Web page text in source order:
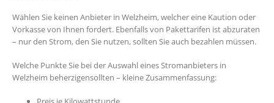
Wählen Sie keinen Anbieter in Welzheim, welcher eine Kaution oder
Vorkasse von Ihnen fordert. Ebenfalls von Pakettarifen ist abzuraten
– nur den Strom, den Sie nutzen, sollten Sie auch bezahlen müssen.
Welche Punkte Sie bei der Auswahl eines Stromanbieters in
Welzheim beherzigensollten – kleine Zusammenfassung: